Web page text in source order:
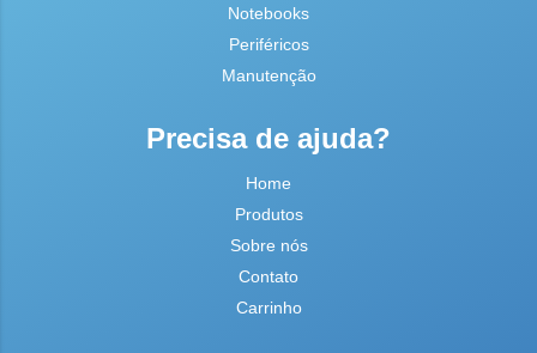
Notebooks
Periféricos
Manutenção
Precisa de ajuda?
Home
Produtos
Sobre nós
Contato
Carrinho